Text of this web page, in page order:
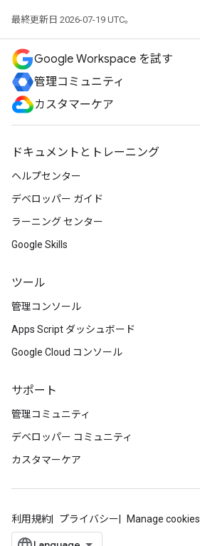
最終更新日 2026-07-19 UTC。
Google Workspace を試す
管理コミュニティ
カスタマーケア
ドキュメントとトレーニング
ヘルプセンター
デベロッパー ガイド
ラーニング センター
Google Skills
ツール
管理コンソール
Apps Script ダッシュボード
Google Cloud コンソール
サポート
管理コミュニティ
デベロッパー コミュニティ
カスタマーケア
利用規約 プライバシー Manage cookies